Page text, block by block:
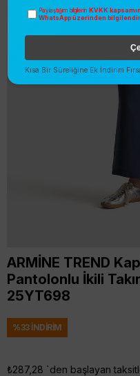
ARMİNE TREND
Pantolonlu İkili
25YT698
%33İNDIRIM
₺287,28 `den başlayan
Paylaştığım bilgilerin KVKK
WhatsApp üzerinden
Kısa Bir Süreliğine Ek İndirim